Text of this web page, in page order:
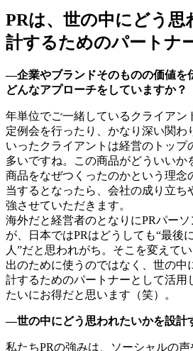
PRは、世の中にどう思
計するためのパートナ
―企業やブランドそのものの価値を
どんなアプローチをしていますか？
年単位でご一緒しているクライアン
定例会を行ったり、かなり深い関わ
いったクライアントは経営のトップ
多いですね。この商品がどういいか
商品をなぜつくったのかという理念
当するとなったら、会社の成り立ち
強させていただきます。
海外だと経営者のとなりにPRパー
が、日本ではPRはどうしても“最後
人”だと思われがち。そこを変えて
出のために使うのではなく、世の中
計するためのパートナーとして活用
たいにお得だと思います（笑）。
―世の中にどう思われたいかを設計
私たちPRの強みは、ソーシャルの